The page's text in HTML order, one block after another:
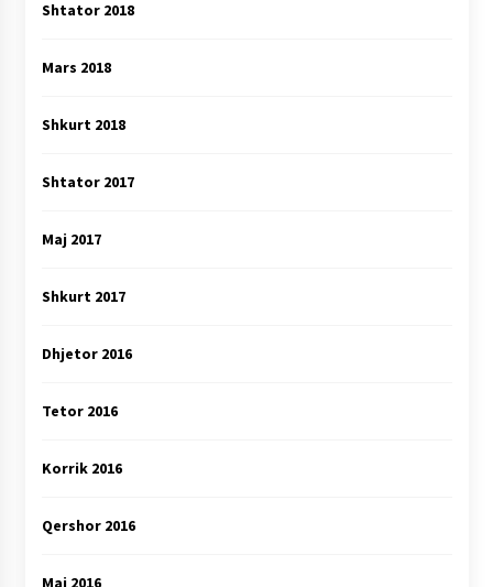
Shtator 2018
Mars 2018
Shkurt 2018
Shtator 2017
Maj 2017
Shkurt 2017
Dhjetor 2016
Tetor 2016
Korrik 2016
Qershor 2016
Maj 2016